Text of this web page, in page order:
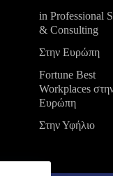
in Professional
& Consulting
Στην Ευρώπη
Fortune Best
Workplaces
Ευρώπη
Στην Υφήλιο